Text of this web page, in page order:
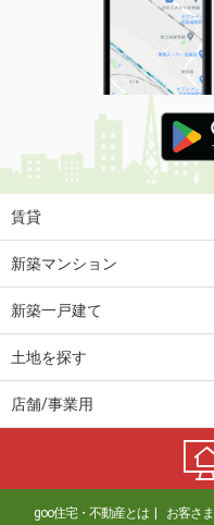
賃貸
新築マンション
新築一戸建て
土地を探す
店舗/事業用
goo住宅・不動産とは お客さ